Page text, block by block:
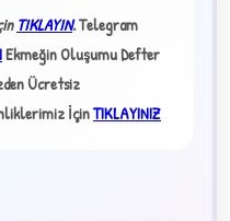
TIKLAYIN.Telegram
Ekmeğin Oluşumu Defter
Ücretsiz
İçinTIKLAYINIZ